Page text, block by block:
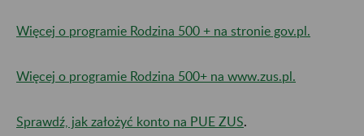
Więcej o programie Rodzina 500 + na stronie gov.pl.
Więcej o programie Rodzina 500+ na www.zus.pl.
Sprawdź, jak założyć konto na PUE ZUS.